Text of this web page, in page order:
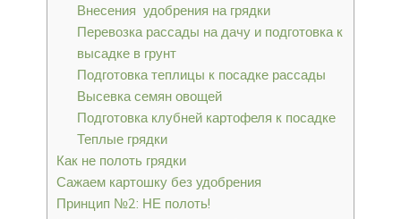
Внесения удобрения на грядки
Перевозка рассады на дачу и подготовка к
высадке в грунт
Подготовка теплицы к посадке рассады
Высевка семян овощей
Подготовка клубней картофеля к посадке
Теплые грядки
Как не полоть грядки
Сажаем картошку без удобрения
Принцип №2: НЕ полоть!